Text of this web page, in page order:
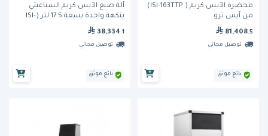
محضّرة الآيس كريم ( ISI-163TTP)
من آيس ترو
81,408.5
توصيل مجاني
بائع موثق
آلة صنع الآيس كريم السباغيتي
بنكهة واحدة بسعة 17.5 لتر (ISI-
38,334 .1
توصيل مجاني
بائع موثق